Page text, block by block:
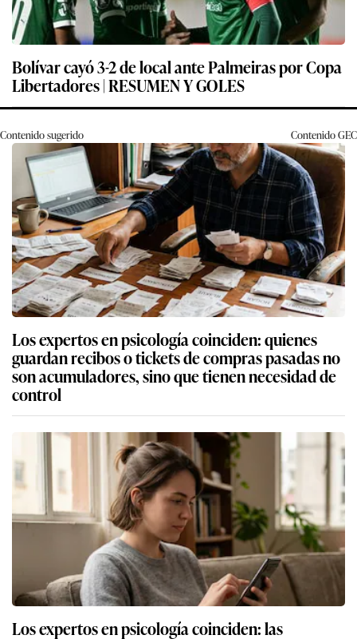
Bolívar cayó 3-2 de local ante Palmeiras por Copa
Libertadores | RESUMEN Y GOLES
Contenido sugerido ContenidoGEC
Los expertos en psicología coinciden: quienes
guardan recibos o tickets de compras pasadas no
son acumuladores, sino que tienen necesidad de
control
Los expertos en psicología coinciden: las